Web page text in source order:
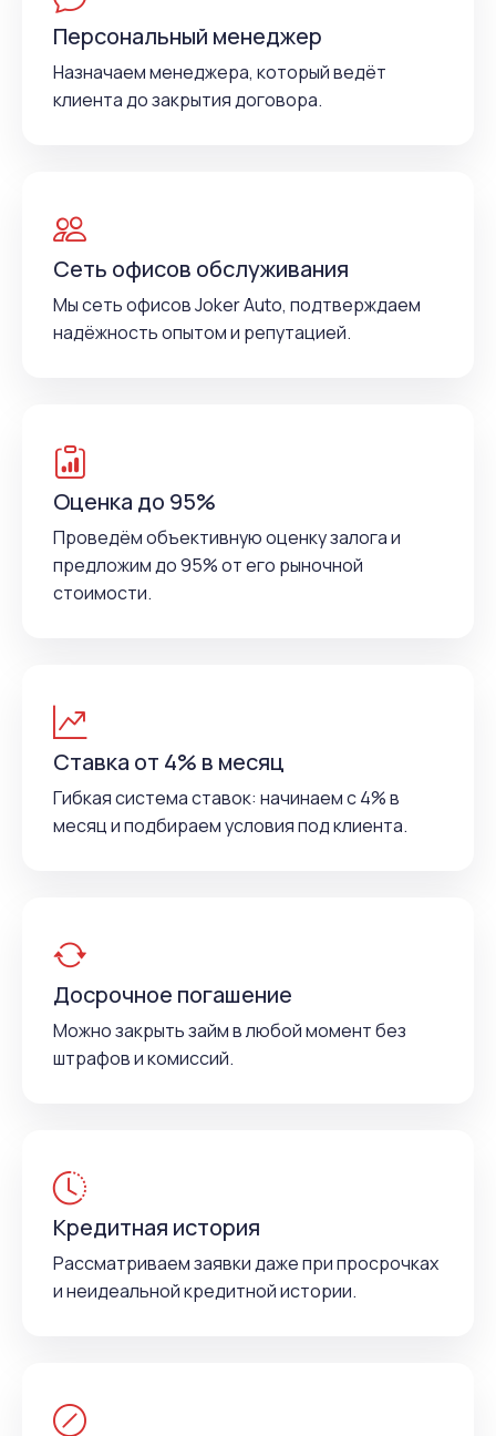
Персональный менеджер
Назначаем менеджера, который ведёт
клиента до закрытия договора.
Сеть офисов обслуживания
Мы сеть офисов Joker Auto, подтверждаем
надёжность опытом и репутацией.
Оценка до 95%
Проведём объективную оценку залога и
предложим до 95% от его рыночной
стоимости.
Ставка от 4% в месяц
Гибкая система ставок: начинаем с 4% в
месяц и подбираем условия под клиента.
Досрочное погашение
Можно закрыть займ в любой момент без
штрафов и комиссий.
Кредитная история
Рассматриваем заявки даже при просрочках
и неидеальной кредитной истории.